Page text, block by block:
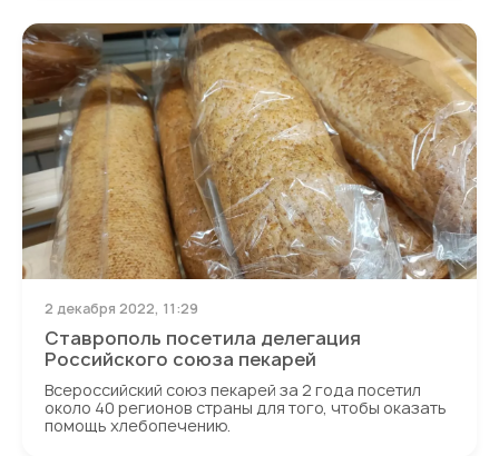
Ставрополь посетила делегация
Российского союза пекарей
2 декабря 2022, 11:29
Всероссийский союз пекарей за 2 года посетил
около 40 регионов страны для того, чтобы оказать
помощь хлебопечению.